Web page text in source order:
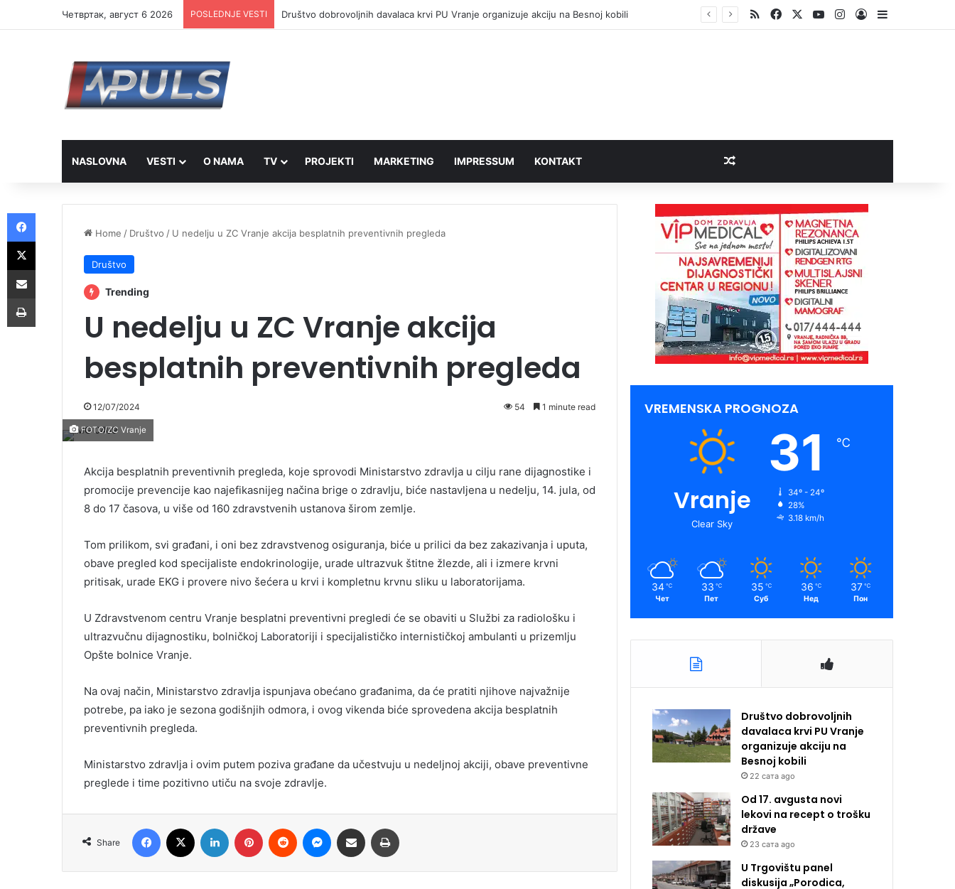
Четвртак, август 6 2026 POSLEDNJE VESTI Društvo dobrovoljnih davalaca krvi PU Vranje organizuje akciju na Besnoj kobili RSSFacebookYouTubeInstagram
Log InSidebar
NASLOVNA VESTI O NAMA TV PROJEKTI MARKETING IMPRESSUM KONTAKT Random Article
Home / Društvo / U nedelju u ZC Vranje akcija besplatnih preventivnih pregleda
Društvo
Trending
U nedelju u ZC Vranje akcija
besplatnih preventivnih pregleda
12/07/2024 54 1 minute read
FOTO/ZC Vranje
Akcija besplatnih preventivnih pregleda, koje sprovodi Ministarstvo zdravlja u cilju rane dijagnostike i
promocije prevencije kao najefikasnijeg načina brige o zdravlju, biće nastavljena u nedelju, 14. jula, od
8 do 17 časova, u više od 160 zdravstvenih ustanova širom zemlje.
Tom prilikom, svi građani, i oni bez zdravstvenog osiguranja, biće u prilici da bez zakazivanja i uputa,
obave pregled kod specijaliste endokrinologije, urade ultrazvuk štitne žlezde, ali i izmere krvni
pritisak, urade EKG i provere nivo šećera u krvi i kompletnu krvnu sliku u laboratorijama.
U Zdravstvenom centru Vranje besplatni preventivni pregledi će se obaviti u Službi za radiološku i
ultrazvučnu dijagnostiku, bolničkoj Laboratoriji i specijalističko internističkoj ambulanti u prizemlju
Opšte bolnice Vranje.
Na ovaj način, Ministarstvo zdravlja ispunjava obećano građanima, da će pratiti njihove najvažnije
potrebe, pa iako je sezona godišnjih odmora, i ovog vikenda biće sprovedena akcija besplatnih
preventivnih pregleda.
Ministarstvo zdravlja i ovim putem poziva građane da učestvuju u nedeljnoj akciji, obave preventivne
preglede i time pozitivno utiču na svoje zdravlje.
Share
Facebook LinkedIn Pinterest Reddit Messenger
Share via Email
VREMENSKA PROGNOZA
Vranje
Clear Sky
31 ℃
34º - 24º
28%
3.18 km/h
34 ℃
Чет
33 ℃
Пет
35 ℃
Суб
36 ℃
Нед
37 ℃
Пон
Društvo dobrovoljnih
davalaca krvi PU Vranje
organizuje akciju na
Besnoj kobili
22 сата ago
Od 17. avgusta novi
lekovi na recept o trošku
države
23 сата ago
U Trgovištu panel
diskusija „Porodica,
Facebook
X
Share via Email